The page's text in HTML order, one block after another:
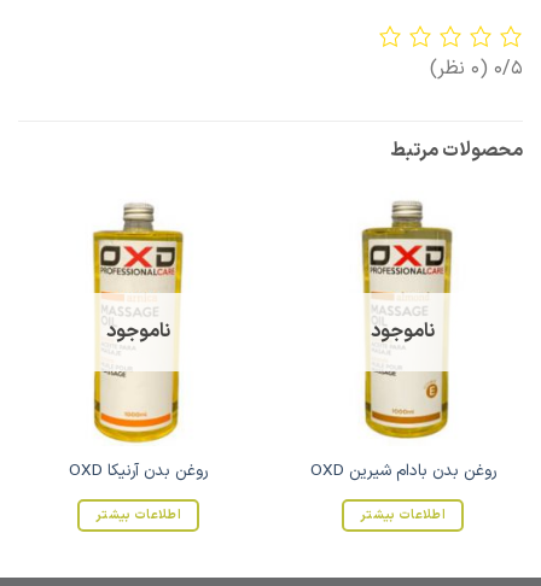
0/5 (0 نظر)
محصولات مرتبط
ناموجود
روغن بدن بادام شیرین OXD
اطلاعات بیشتر
ناموجود
روغن بدن آرنیکا OXD
اطلاعات بیشتر